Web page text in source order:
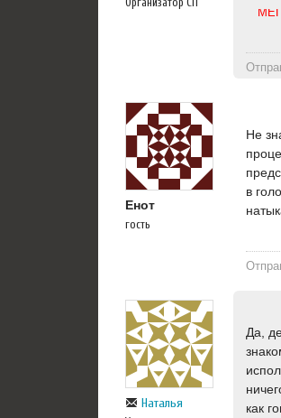
Енот
гость
Не
в
Наталья
Да,
как